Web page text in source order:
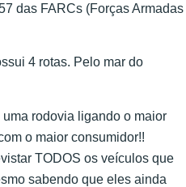
das FARCs (Forças Armadas
4 rotas. Pelo mar do
rodovia ligando o maior
o maior consumidor!!
TODOS os veículos que
sabendo que eles ainda